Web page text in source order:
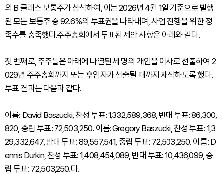
의 B 클래스 보통주가 참석하여, 이는 2026년 4월 1일 기준으로 발행
된 모든 보통주 중 92.6%의 투표권을 나타내며, 사업 진행을 위한 정
족수를 충족했다.주주총회에서 투표된 제안 사항은 아래와 같다.
첫 번째로, 주주들은 아래에 나열된 세 명의 개인을 이사로 선출하여 2
029년 주주총회까지 또는 후임자가 선출될 때까지 재직하도록 했다.
투표 결과는 다음과 같다.
이름: David Baszucki, 찬성 투표: 1,332,589,368, 반대 투표: 86,300,
820, 중립 투표: 72,503,250. 이름: Gregory Baszucki, 찬성 투표: 1,3
29,332,647, 반대 투표: 89,557,541, 중립 투표: 72,503,250. 이름: D
ennis Durkin, 찬성 투표: 1,408,454,089, 반대 투표: 10,436,099, 중
립 투표: 72,503,250.다.